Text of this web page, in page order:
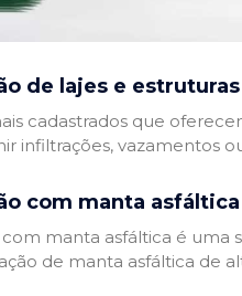
de lajes e estruturas
cadastrados que
infiltrações, vazamentos
com manta asfáltica
manta asfáltica é uma
de manta asfáltica de